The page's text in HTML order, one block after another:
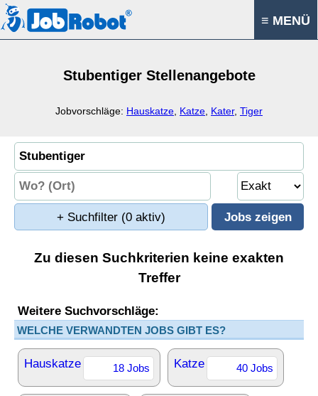
≡ MENÜ
Stubentiger Stellenangebote
Jobvorschläge: Hauskatze Katze Kater, Tiger
+ Suchfilter (0 aktiv)
Zu diesen Suchkriterien keine exakten
Treffer
Weitere Suchvorschläge:
WELCHE VERWANDTEN JOBS GIBT ES?
Hauskatze 18 Jobs Katze 40 Jobs